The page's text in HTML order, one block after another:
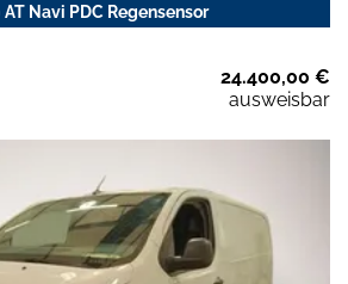
Navi PDC Regensensor
24.400,00 €
ausweisbar